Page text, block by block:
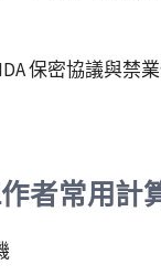
保密協議與禁
者常用計